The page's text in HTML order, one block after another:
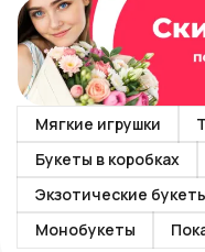
Мягкие игрушки
Букеты в коробках
Экзотические
Монобукеты